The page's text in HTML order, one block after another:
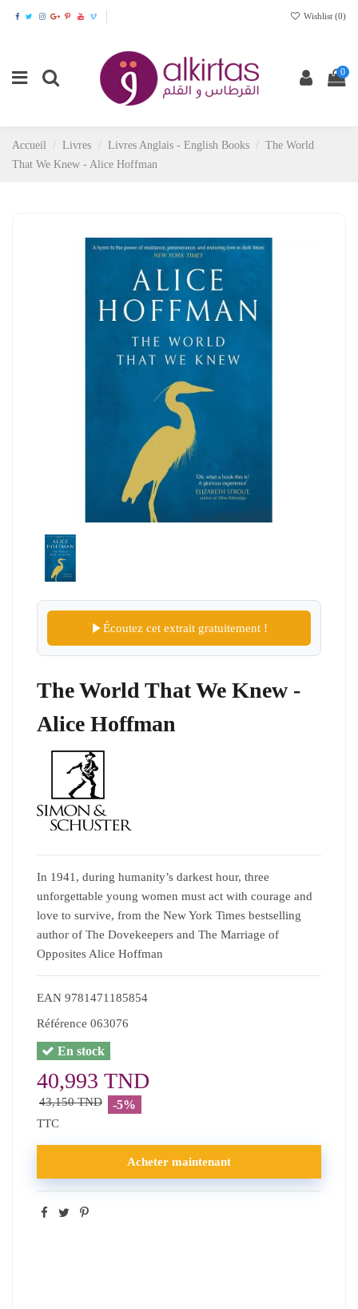
Wishlist (0)
0
Accueil Livres Livres Anglais - English Books
The World
That We Knew - Alice Hoffman
Écoutez cet extrait gratuitement !
The World That We Knew -
Alice Hoffman
In 1941, during humanity’s darkest hour, three
unforgettable young women must act with courage and
love to survive, from the New York Times bestselling
author of The Dovekeepers and The Marriage of
Opposites Alice Hoffman
EAN 9781471185854
Référence 063076
En stock
40,993 TND
43,150 TND -5%
TTC
Acheter maintenant